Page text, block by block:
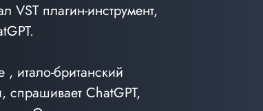
VST плагин-инструмент,
итало-британский
спрашивает ChatGPT,